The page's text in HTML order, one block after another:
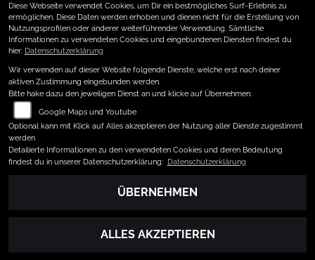
ÖFFNUNGSZEITEN
Dienstag:
09:30 - 12:30 und 13:00 - 18:00
Mittwoch:
09:30 - 12:30 und 13:00 - 18:00
Donnerstag:
Freitag:
09:30 - 12:30 und 13:30 - 18:00
Samstag:
Sonntag:
geschlossen
Andere Termine nach Vereinbarung
Diese Webseite verwendet Cookies, um Dir ein bestmögliches Surf-Erlebnis zu
ermöglichen. Diese Daten werden erhoben und dienen nicht für die Erstellung von
Nutzungsprofilen oder anderer weiterführender Verwendung. Sämtliche
Informationen zu verwendeten Cookies und eingebundenen Diensten findest du
hier: Datenschutzerklärung
Wir verwenden auf dieser Website folgende Dienste, welche erst nach deiner
aktiven Zustimmung eingebunden werden.
Bitte hake dazu den jeweiligen Dienst an und klicke auf Übernehmen:
Google Maps und Youtube
Optional kann mit Klick auf Alles akzeptieren der Nutzung aller Dienste zugestimmt
werden
Detailierte Informationen zu den verwendeten Cookies und deren Bedeutung
findest du in unserer Datenschutzerklärung: Datenschutzerklärung
ÜBERNEHMEN
ALLES AKZEPTIEREN